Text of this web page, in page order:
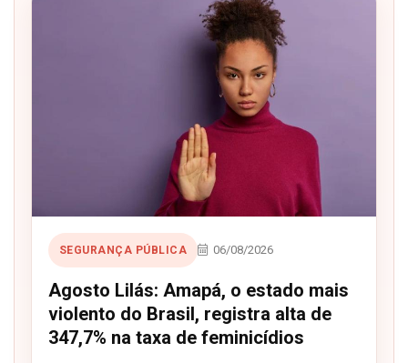
SEGURANÇA PÚBLICA 06/08/2026
Agosto Lilás: Amapá, o estado mais
violento do Brasil, registra alta de
347,7% na taxa de feminicídios